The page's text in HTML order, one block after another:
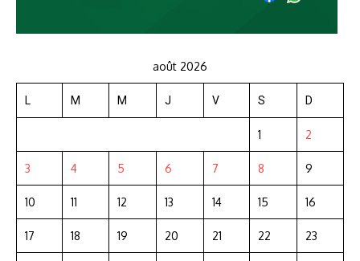
août 2026
L M M J V S D
1 2
3 4 5 6 7 8 9
10 11 12 13 14 15 16
17 18 19 20 21 22 23